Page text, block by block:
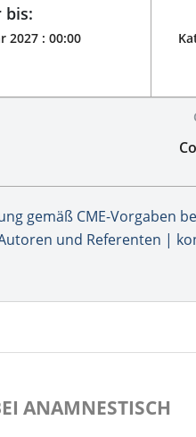
bis:
2027 :00:00
gemäß CME-Vorgaben
und Referenten |
ANAMNESTISCH